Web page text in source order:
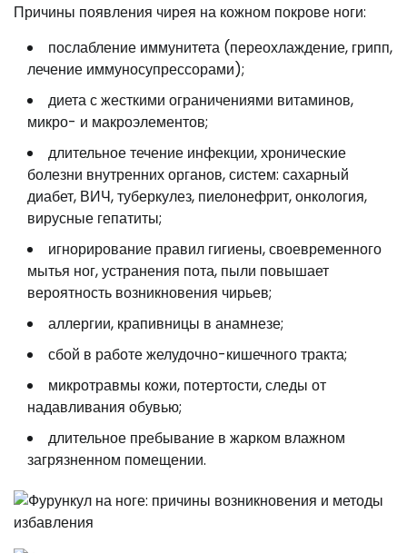
Причины появления чирея на кожном покрове ноги:
послабление иммунитета (переохлаждение, грипп,
лечение иммуносупрессорами);
диета с жесткими ограничениями витаминов,
микро- и макроэлементов;
длительное течение инфекции, хронические
болезни внутренних органов, систем: сахарный
диабет, ВИЧ, туберкулез, пиелонефрит, онкология,
вирусные гепатиты;
игнорирование правил гигиены, своевременного
мытья ног, устранения пота, пыли повышает
вероятность возникновения чирьев;
аллергии, крапивницы в анамнезе;
сбой в работе желудочно-кишечного тракта;
микротравмы кожи, потертости, следы от
надавливания обувью;
длительное пребывание в жарком влажном
загрязненном помещении.